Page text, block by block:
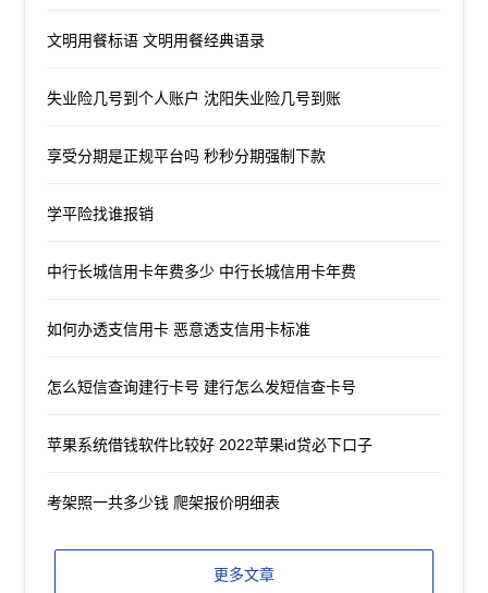
文明用餐标语 文明用餐经典语录
失业险几号到个人账户 沈阳失业险几号到账
享受分期是正规平台吗 秒秒分期强制下款
学平险找谁报销
中行长城信用卡年费多少 中行长城信用卡年费
如何办透支信用卡 恶意透支信用卡标准
怎么短信查询建行卡号 建行怎么发短信查卡号
苹果系统借钱软件比较好 2022苹果id贷必下口子
考架照一共多少钱 爬架报价明细表
更多文章